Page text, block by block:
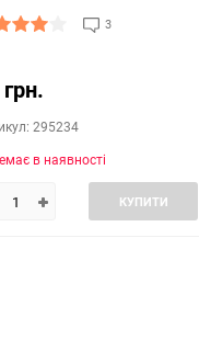
3
295234
в наявності
КУПИТИ